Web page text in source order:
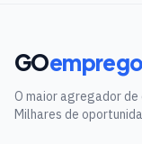
GO
O maior agregador
Milhares de